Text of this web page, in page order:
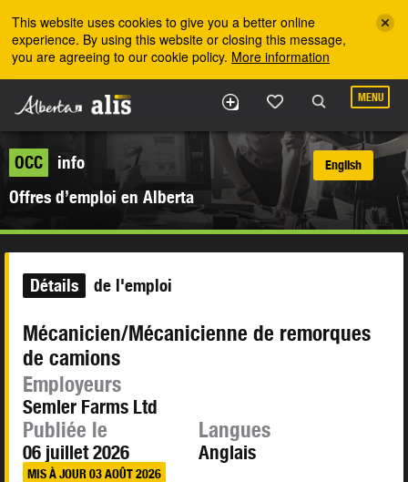
This website uses cookies to give you a better online
experience. By using this website or closing this message,
you are agreeing to our cookie policy. More information
MENU
OCC
info
Offres d’emploi en Alberta
English
Détails de l'emploi
Mécanicien/Mécanicienne de remorques
de camions
Employeurs
Semler Farms Ltd
Publiée le
06 juillet 2026
MIS À JOUR 03 AOÛT 2026
Langues
Anglais